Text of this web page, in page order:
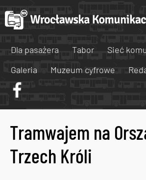
Dla pasażera Tabor
Sieć
Galeria
Muzeum cyfrowe
Tramwajem na
Trzech Króli